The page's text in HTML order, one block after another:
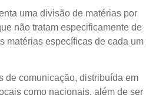
uma divisão de matérias por
não tratam especificamente de
matérias específicas de cada um
de comunicação, distribuída em
como nacionais, além de ser